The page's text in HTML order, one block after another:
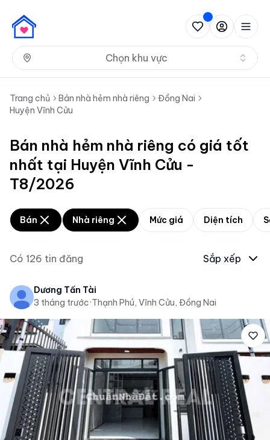
Chọn khu vực
Trang chủ Bán nhà hẻm nhà riêng
Đồng Nai
Huyện Vĩnh Cửu
Bán nhà hẻm nhà riêng có giá tốt
nhất tại Huyện Vĩnh Cửu -
T8/2026
Bán Nhà riêng Mức giá Diện tích
Có 126 tin đăng Sắp xếp
Dương Tấn Tài
3 tháng trước·Thạnh Phú, Vĩnh Cửu, Đồng Nai